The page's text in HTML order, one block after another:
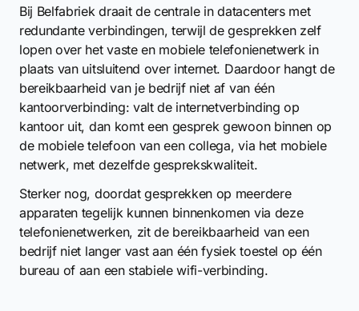
Bij Belfabriek draait de centrale in datacenters met
redundante verbindingen, terwijl de gesprekken zelf
lopen over het vaste en mobiele telefonienetwerk in
plaats van uitsluitend over internet. Daardoor hangt de
bereikbaarheid van je bedrijf niet af van één
kantoorverbinding: valt de internetverbinding op
kantoor uit, dan komt een gesprek gewoon binnen op
de mobiele telefoon van een collega, via het mobiele
netwerk, met dezelfde gesprekskwaliteit.
Sterker nog, doordat gesprekken op meerdere
apparaten tegelijk kunnen binnenkomen via deze
telefonienetwerken, zit de bereikbaarheid van een
bedrijf niet langer vast aan één fysiek toestel op één
bureau of aan een stabiele wifi-verbinding.